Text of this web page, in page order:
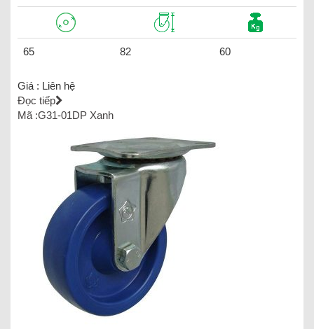
65 82 60
Giá : Liên hệ
Đọc tiếp
Mã :G31-01DP Xanh